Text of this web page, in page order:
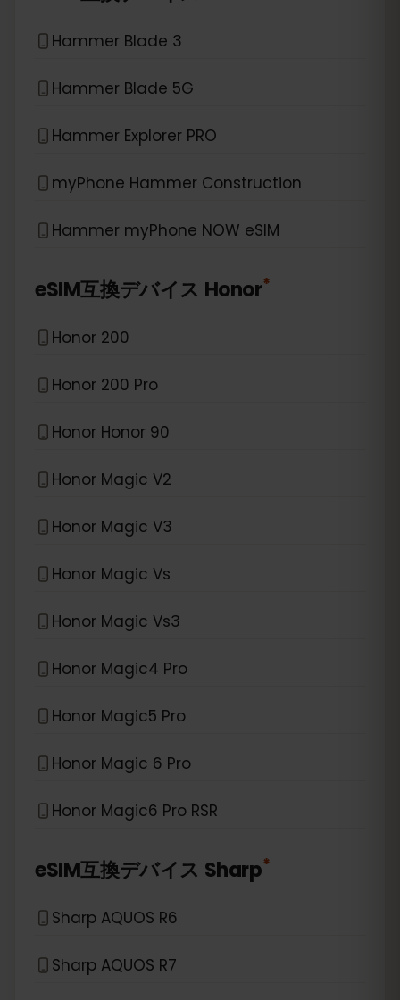
Hammer Blade 3
Hammer Blade 5G
Hammer Explorer PRO
myPhone Hammer Construction
Hammer myPhone NOW eSIM
eSIM互換デバイス Honor*
Honor 200
Honor 200 Pro
Honor Honor 90
Honor Magic V2
Honor Magic V3
Honor Magic Vs
Honor Magic Vs3
Honor Magic4 Pro
Honor Magic5 Pro
Honor Magic 6 Pro
Honor Magic6 Pro RSR
eSIM互換デバイス Sharp*
Sharp AQUOS R6
Sharp AQUOS R7